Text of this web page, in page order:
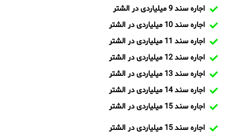
اجاره سند 9 میلیاردی در الشتر
اجاره سند 10 میلیاردی در الشتر
اجاره سند 11 میلیاردی در الشتر
اجاره سند 12 میلیاردی در الشتر
اجاره سند 13 میلیاردی در الشتر
اجاره سند 14 میلیاردی در الشتر
اجاره سند 15 میلیاردی در الشتر
اجاره سند 15 میلیاردی در الشتر